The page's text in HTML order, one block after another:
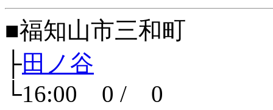
■福知山市三和町
├田ノ谷
└16:00 0 / 0